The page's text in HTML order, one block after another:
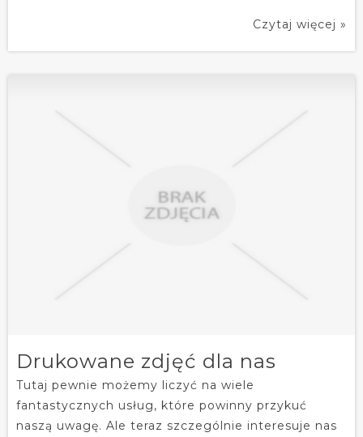
Czytaj więcej »
Drukowane zdjęć dla nas
Tutaj pewnie możemy liczyć na wiele
fantastycznych usług, które powinny przykuć
naszą uwagę. Ale teraz szczególnie interesuje nas